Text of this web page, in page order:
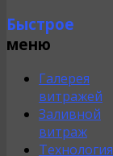
Быстрое
меню
Галерея
витражей
Заливной
витраж
Технология